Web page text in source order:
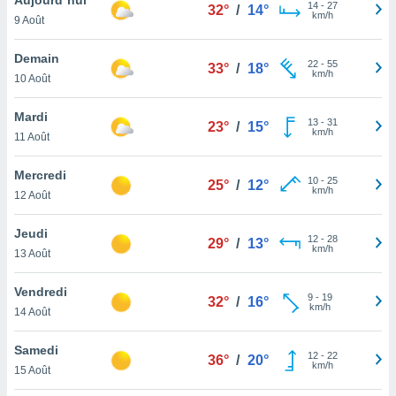
et
»,
au
vous
qu'ils
ou
le
ainsi
un
la
du
9 Août
32° / 14° 14- 27
km/h
Demain
10 Août
33° / 18° 22- 55
km/h
Mardi
11 Août
23° / 15° 13- 31
km/h
Mercredi
12 Août
25° / 12° 10- 25
km/h
Jeudi
13 Août
29° / 13° 12- 28
km/h
Vendredi
14 Août
32° / 16° 9- 19
km/h
Samedi
15 Août
36° / 20° 12- 22
km/h